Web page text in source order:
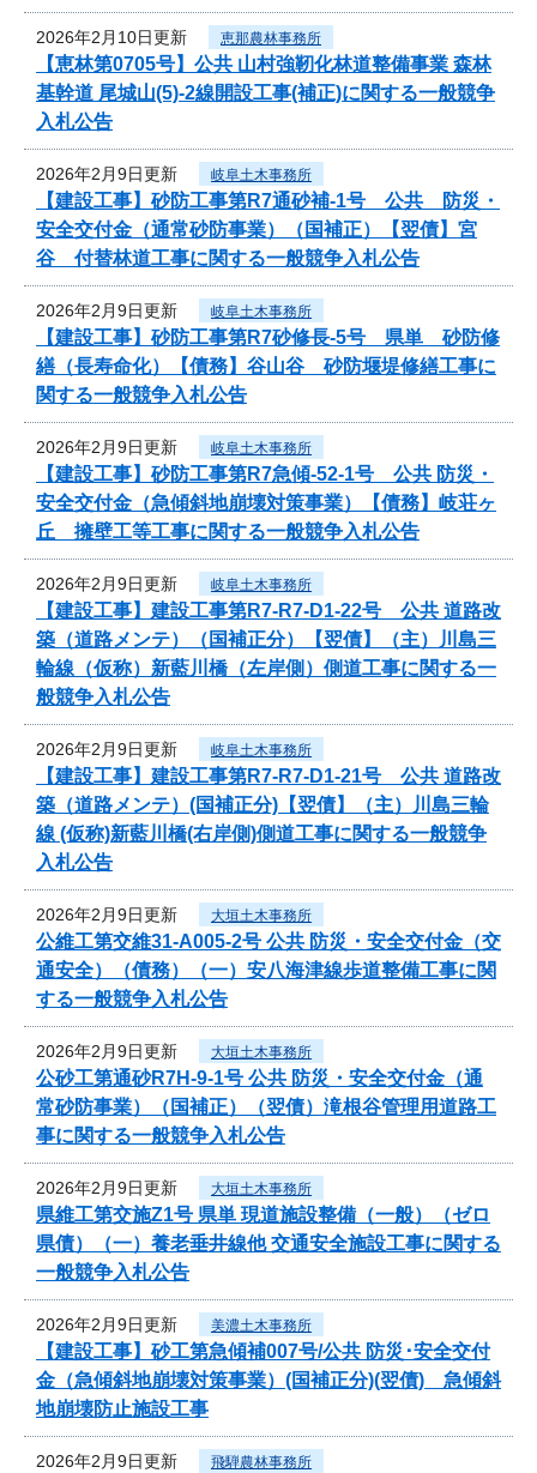
2026年2月10日更新 恵那農林事務所
【恵林第0705号】公共 山村強靭化林道整備事業 森林
基幹道 尾城山(5)-2線開設工事(補正)に関する一般競争
入札公告
2026年2月9日更新 岐阜土木事務所
【建設工事】砂防工事第R7通砂補-1号 公共 防災・
安全交付金（通常砂防事業）（国補正）【翌債】宮
谷 付替林道工事に関する一般競争入札公告
2026年2月9日更新 岐阜土木事務所
【建設工事】砂防工事第R7砂修長-5号 県単 砂防修
繕（長寿命化）【債務】谷山谷 砂防堰堤修繕工事に
関する一般競争入札公告
2026年2月9日更新 岐阜土木事務所
【建設工事】砂防工事第R7急傾-52-1号 公共 防災・
安全交付金（急傾斜地崩壊対策事業）【債務】岐荘ヶ
丘 擁壁工等工事に関する一般競争入札公告
2026年2月9日更新 岐阜土木事務所
【建設工事】建設工事第R7-R7-D1-22号 公共 道路改
築（道路メンテ）（国補正分）【翌債】（主）川島三
輪線（仮称）新藍川橋（左岸側）側道工事に関する一
般競争入札公告
2026年2月9日更新 岐阜土木事務所
【建設工事】建設工事第R7-R7-D1-21号 公共 道路改
築（道路メンテ）(国補正分)【翌債】（主）川島三輪
線 (仮称)新藍川橋(右岸側)側道工事に関する一般競争
入札公告
2026年2月9日更新 大垣土木事務所
公維工第交維31-A005-2号 公共 防災・安全交付金（交
通安全）（債務）（一）安八海津線歩道整備工事に関
する一般競争入札公告
2026年2月9日更新 大垣土木事務所
公砂工第通砂R7H-9-1号 公共 防災・安全交付金（通
常砂防事業）（国補正）（翌債）滝根谷管理用道路工
事に関する一般競争入札公告
2026年2月9日更新 大垣土木事務所
県維工第交施Z1号 県単 現道施設整備（一般）（ゼロ
県債）（一）養老垂井線他 交通安全施設工事に関する
一般競争入札公告
2026年2月9日更新 美濃土木事務所
【建設工事】砂工第急傾補007号/公共 防災･安全交付
金（急傾斜地崩壊対策事業）(国補正分)(翌債) 急傾斜
地崩壊防止施設工事
2026年2月9日更新 飛騨農林事務所